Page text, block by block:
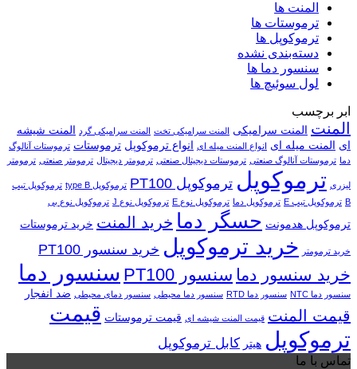
المنت ها
ترموستات ها
ترموکوپل ها
دسته‌بندی نشده
سنسور دما ها
لول سوئیچ ها
ابر برچسب
المنت المنت سرامیکی المنت سرامیکی تخت المنت سرامیکی گرد المنت شیشه
ای المنت میله ای انواع المنت میله ای انواع ترموکوپل ترموستات ترموستات آنالوگ
دما ترموستات آنالوگ صنعتی ترموستات دیجیتال صنعتی ترمومتر دیجیتال ترمومتر صنعتی ترمومتر
لیزری ترموکوپل ترموکوپل PT100 ترموکوپل type B
ترموکوپل تیپ
B ترموکوپل تیپ E ترموکوپل دما ترموکوپل نوع E ترموکوپل نوع J ترموکوپل نوع بی
ترموکوپل هدمونت حسگر دما خرید المنت خرید ترموستات
خرید ترمومتر خرید ترموکوپل خرید سنسور PT100
خرید سنسور دما سنسور PT100 سنسور دما
سنسور دما NTC سنسور دما RTD سنسور دما محیطی سنسور دمای محیطی ضد انفجار
قیمت المنت قیمت المنت شیشه ای قیمت ترموستات قیمت
ترموکوپل هیتر کابل ترموکوپل
تماس با ما